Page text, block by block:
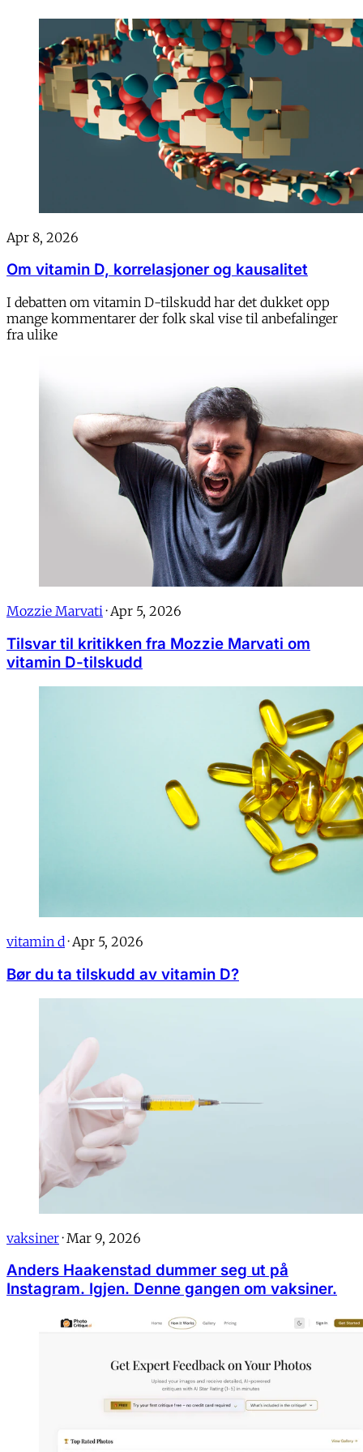
Apr 8, 2026
Om vitamin D, korrelasjoner og kausalitet
I debatten om vitamin D-tilskudd har det dukket opp
mange kommentarer der folk skal vise til anbefalinger
fra ulike
Mozzie Marvati · Apr 5, 2026
Tilsvar til kritikken fra Mozzie Marvati om
vitamin D-tilskudd
vitamin d · Apr 5, 2026
Bør du ta tilskudd av vitamin D?
vaksiner · Mar 9, 2026
Anders Haakenstad dummer seg ut på
Instagram. Igjen. Denne gangen om vaksiner.